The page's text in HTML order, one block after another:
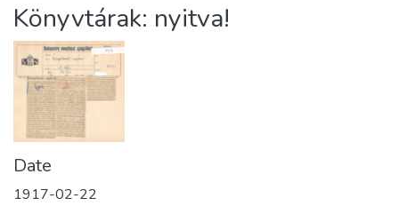
Statistics
About us
Könyvtárak: nyitva!
Date
1917-02-22